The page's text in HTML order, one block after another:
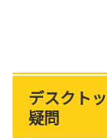
デスクト
疑問